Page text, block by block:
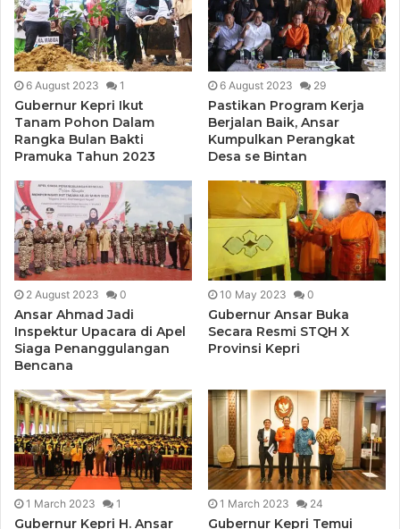
6 August 2023 1
Gubernur Kepri Ikut
Tanam Pohon Dalam
Rangka Bulan Bakti
Pramuka Tahun 2023
6 August 2023 29
Pastikan Program Kerja
Berjalan Baik, Ansar
Kumpulkan Perangkat
Desa se Bintan
2 August 2023 0
Ansar Ahmad Jadi
Inspektur Upacara di Apel
Siaga Penanggulangan
Bencana
10 May 2023 0
Gubernur Ansar Buka
Secara Resmi STQH X
Provinsi Kepri
1 March 2023 1
Gubernur Kepri H. Ansar
1 March 2023 24
Gubernur Kepri Temui